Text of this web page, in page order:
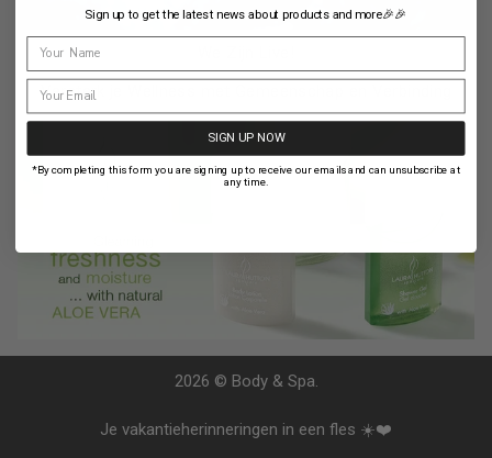
Versterk je Wellness met Gemeenschap en Verbinding
laura hutton spa care toegevoegd aan collectie
2026 © Body & Spa.
Je vakantieherinneringen in een fles ☀️❤️
Sign up to get the latest news about products and more🎉🎉
SIGN UP NOW
*By completing this form you are signing up to receive our emails and can unsubscribe at
any time.